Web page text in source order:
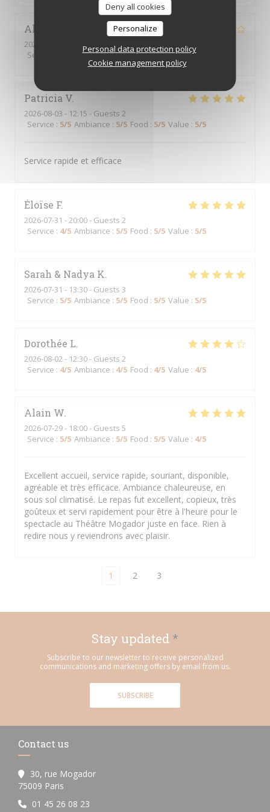
Deny all cookies
Personalize
Personal data protection policy
Cookie management policy
Alexandre
2026-08-01
- 19:00 - Guests 2
Service
Ambiance:4/5 Food:4/5 Value:4
Patricia V
2026-08-03 - 12:15 - Guests 2
Service : 5/5 Ambiance : 5/5 Food : 5/5 Value : 5/5
Service rapide et efficace
Éloïse F
2026-07-31 - 20:00 - Guests 2
Service : 4/5 Ambiance : 5/5 Food : 5/5 Value : 5/5
Sarah & Nadya K
2026-07-31 - 13:30 - Guests 3
Service : 5/5 Ambiance : 5/5 Food : 5/5 Value : 5/5
Dorothée L
2026-08-02 - 12:30 - Guests 2
Service : 4/5 Ambiance : 4/5 Food : 4/5 Value : 4/5
Alain W
2026-07-29- 18:00 - Guests 5
Service : 5/5 Ambiance : 5/5 Food : 5/5 Value : 4/5
Excellent accueil, service rapide, souriant, disponible,
agréable et très efficace. Ambiance chaleureuse, en
sous sol climatisé. Le repas fut excellent, copieux, très
goûteux et servi rapidement pour être à l'heure pour le
spectacle au Théâtre Mogador juste en face. Rien à
redire nous y reviendrons avec plaisir.
1 2 3
Stay updated *
Subscribe to our newsletter to receive personalized
communications and marketing offers by email from us.
SUBSCRIBE
Contact us
30, rue Mogador
75009 Paris
01 45 26 08 23